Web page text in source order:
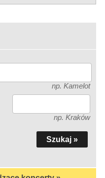
np. Kamelot
np. Kraków